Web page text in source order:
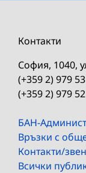
Контакти
София, 1040,
(+359 2) 979
(+359 2) 979
БАН-
Връзки с
Контакти/
Всички